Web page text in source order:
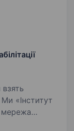
мережа